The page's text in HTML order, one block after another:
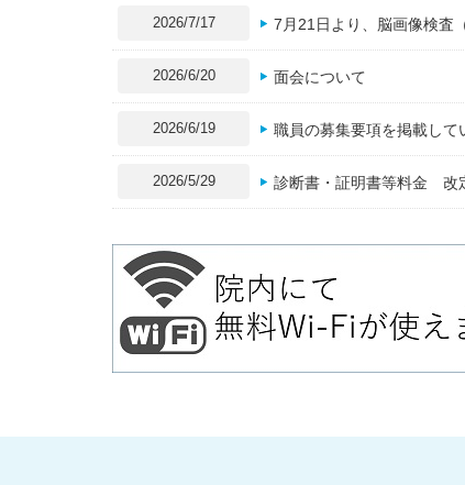
2026/7/17 7月21日より、脳画像検査
2026/6/20 面会について
2026/6/19 職員の募集要項を掲載して
2026/5/29 診断書・証明書等料金 改